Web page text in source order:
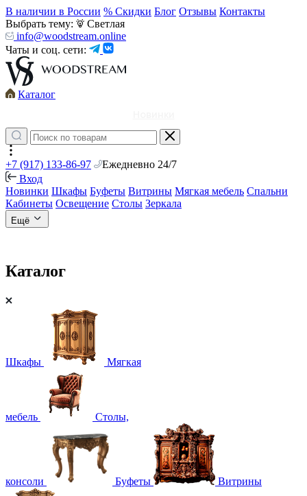
В наличии в России % Скидки Блог Отзывы Контакты
Выбрать тему:
Светлая
info@woodstream.online
Чаты и соц. сети:
Каталог
+7 (917) 133-86-97
Ежедневно 24/7
Вход
Новинки Шкафы Буфеты Витрины Мягкая мебель Спальни
Кабинеты Освещение Столы Зеркала
Ещё
Каталог
Шкафы Мягкая
мебель Столы,
консоли Буфеты Витрины